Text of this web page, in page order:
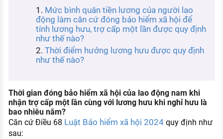
Kỹ năng nghề nghiệp
HƯỚNG NGHIỆP VIỆC LÀM
Đặc trưng từng nghề
NHÂN SỰ
TUYỂN DỤNG VIỆC LÀM
Mức bình quân tiền lương của người lao
động làm căn cứ đóng bảo hiểm xã hội để
tính lương hưu, trợ cấp một lần được quy định
như thế nào?
Thời điểm hưởng lương hưu được quy định
như thế nào?
Thời gian đóng bảo hiểm xã hội của lao động nam khi
nhận trợ cấp một lần cùng với lương hưu khi nghỉ hưu là
bao nhiêu năm?
Căn cứ Điều 68 Luật Bảo hiểm xã hội 2024quy định như
sau: